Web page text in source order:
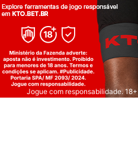
Jogue com responsabilidade. 18+